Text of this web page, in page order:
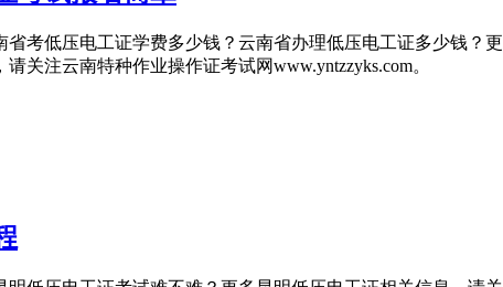
考低压电工证学费多少钱？云南省办理低压电工证多少钱？更
关注云南特种作业操作证考试网www.yntzzyks.com。